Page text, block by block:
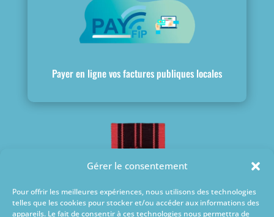
Gérer le consentement
Pour offrir les meilleures expériences, nous utilisons des technologies
telles que les cookies pour stocker et/ou accéder aux informations des
appareils. Le fait de consentir à ces technologies nous permettra de
Payer en ligne vos factures publiques locales